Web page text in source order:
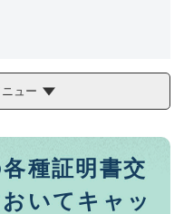
ュー
種証明書交
いてキャッ